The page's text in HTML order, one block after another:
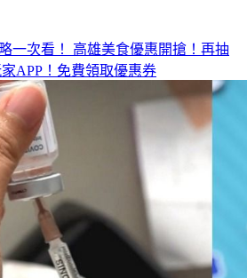
一次看！ 高雄美食優惠開搶！再抽
APP！免費領取優惠券